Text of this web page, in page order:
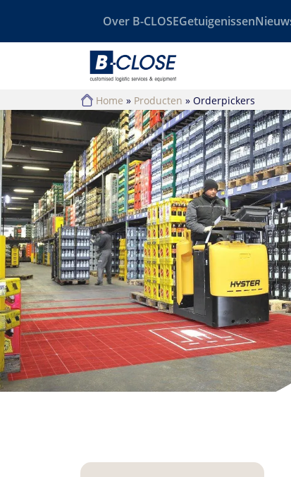
Over B-CLOSEGetuigenissen
Home » Producten » Orderpickers